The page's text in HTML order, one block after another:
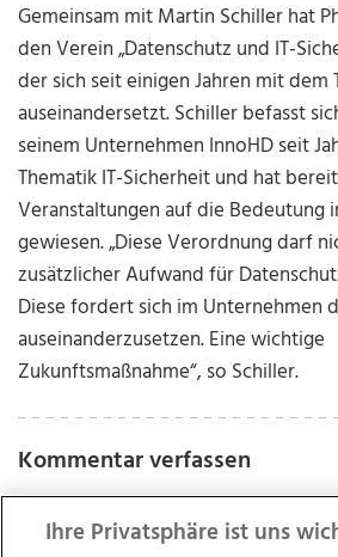
Gemeinsam mit Martin Schiller hat
den Verein „Datenschutz und IT-
der sich seit einigen Jahren mit dem
auseinandersetzt. Schiller befasst
seinem Unternehmen InnoHD seit
Thematik IT-Sicherheit und hat
Veranstaltungen auf die
gewiesen. „Diese Verordnung darf
zusätzlicher Aufwand für
Diese fordert sich im Unternehmen
auseinanderzusetzen. Eine wichtige
Zukunftsmaßnahme“, so Schiller.
Kommentar verfassen
Ihre Privatsphäre ist uns